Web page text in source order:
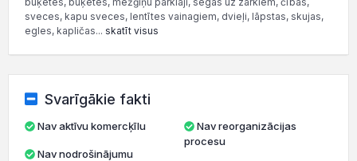
sveces, kapu sveces, lentītes vainagiem, dvieļi, lāpstas, skujas,
egles, kapličas... skatīt visus
Svarīgākie fakti
Nav aktīvu komercķīlu
Nav nodrošinājumu
Nav reorganizācijas
procesu